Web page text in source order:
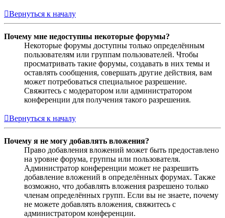
Вернуться к началу
Почему мне недоступны некоторые форумы?
Некоторые форумы доступны только определённым
пользователям или группам пользователей. Чтобы
просматривать такие форумы, создавать в них темы и
оставлять сообщения, совершать другие действия, вам
может потребоваться специальное разрешение.
Свяжитесь с модератором или администратором
конференции для получения такого разрешения.
Вернуться к началу
Почему я не могу добавлять вложения?
Право добавления вложений может быть предоставлено
на уровне форума, группы или пользователя.
Администратор конференции может не разрешить
добавление вложений в определённых форумах. Также
возможно, что добавлять вложения разрешено только
членам определённых групп. Если вы не знаете, почему
не можете добавлять вложения, свяжитесь с
администратором конференции.